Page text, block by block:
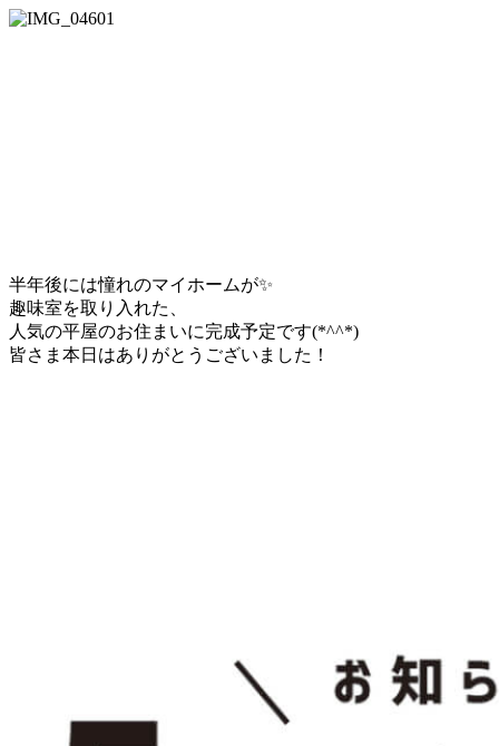
半年後には憧れのマイホームが✨
趣味室を取り入れた、
人気の平屋のお住まいに完成予定です(*^^*)
皆さま本日はありがとうございました！